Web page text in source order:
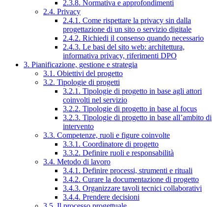
2.3.8. Normativa e approfondimenti
2.4. Privacy
2.4.1. Come rispettare la privacy sin dalla
progettazione di un sito o servizio digitale
2.4.2. Richiedi il consenso quando necessario
2.4.3. Le basi del sito web: architettura,
informativa privacy, riferimenti DPO
3. Pianificazione, gestione e strategia
3.1. Obiettivi del progetto
3.2. Tipologie di progetti
3.2.1. Tipologie di progetto in base agli attori
coinvolti nel servizio
3.2.2. Tipologie di progetto in base al focus
3.2.3. Tipologie di progetto in base all’ambito di
intervento
3.3. Competenze, ruoli e figure coinvolte
3.3.1. Coordinatore di progetto
3.3.2. Definire ruoli e responsabilità
3.4. Metodo di lavoro
3.4.1. Definire processi, strumenti e rituali
3.4.2. Curare la documentazione di progetto
3.4.3. Organizzare tavoli tecnici collaborativi
3.4.4. Prendere decisioni